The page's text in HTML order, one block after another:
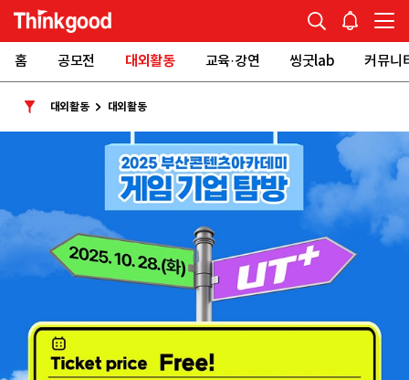
홈 공모전 대외활동 교육·강연 씽굿lab 커뮤니
대외활동 대외활동